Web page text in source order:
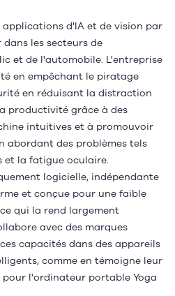
d'IA et de vision par
les secteurs de
et de l'automobile. L'entreprise
en empêchant le piratage
en réduisant la distraction
productivité grâce à des
intuitives et à promouvoir
abordant des problèmes tels
et la fatigue oculaire.
logicielle, indépendante
et conçue pour une faible
qui la rend largement
avec des marques
capacités dans des appareils
comme en témoigne leur
l'ordinateur portable Yoga